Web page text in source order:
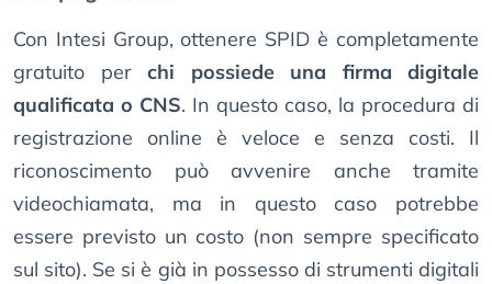
Con Intesi Group, ottenere SPID è completamente
gratuito per chi possiede una firma digitale
qualificata o CNS. In questo caso, la procedura di
registrazione online è veloce e senza costi. Il
riconoscimento può avvenire anche tramite
videochiamata, ma in questo caso potrebbe
essere previsto un costo (non sempre specificato
sul sito). Se si è già in possesso di strumenti digitali